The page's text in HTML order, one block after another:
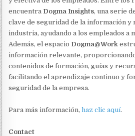
encuentra Dogma Insights, una serie
clave de seguridad de la información y
industria, ayudando a los empleados a
Además, el espacio Dogma@Work
información relevante,
contenidos de formación, guías y
facilitando el aprendizaje continuo y
seguridad de la empresa.
Para más información,haz clic aquí.
Contact